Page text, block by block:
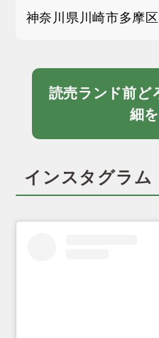
神奈川県川崎市多摩
読売ランド前ど
細
インスタグラム